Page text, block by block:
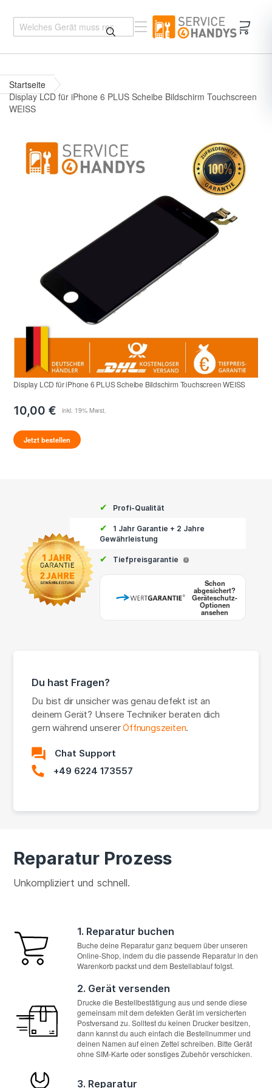
Startseite
Display LCD für iPhone 6 PLUS Scheibe Bildschirm Touchscreen
WEISS
Display LCD für iPhone 6 PLUS Scheibe Bildschirm Touchscreen WEISS
10,00 €
Jetzt bestellen
✔ Profi-Qualität
✔
1 Jahr Garantie + 2 Jahre
Gewährleistung
✔ Tiefpreisgarantie i
Schon
abgesichert?
Geräteschutz-
Optionen
ansehen
Du hast Fragen?
Du bist dir unsicher was genau defekt ist an
deinem Gerät? Unsere Techniker beraten dich
gern während unsererÖffnungszeiten.
Chat Support
+49 6224 173557
Reparatur Prozess
Unkompliziert und schnell.
1. Reparatur buchen
Buche deine Reparatur ganz bequem über unseren
Online-Shop, indem du die passende Reparatur in den
Warenkorb packst und dem Bestellablauf folgst.
2. Gerät versenden
Drucke die Bestellbestätigung aus und sende diese
gemeinsam mit dem defekten Gerät im versicherten
Postversand zu. Solltest du keinen Drucker besitzen,
dann kannst du auch einfach die Bestellnummer und
deinen Namen auf einen Zettel schreiben. Bitte Gerät
ohne SIM-Karte oder sonstiges Zubehör verschicken.
3. Reparatur